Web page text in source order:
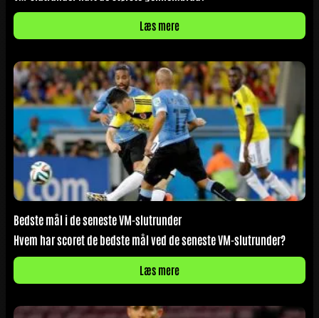
Læs mere
Bedste mål i de seneste VM-slutrunder
Hvem har scoret de bedste mål ved de seneste VM-slutrunder?
Læs mere